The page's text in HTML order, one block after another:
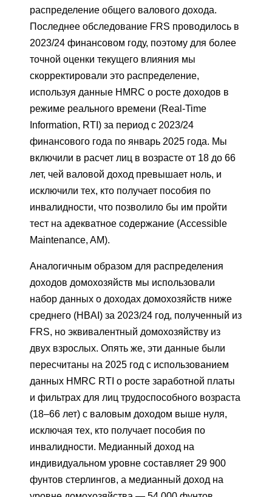
распределение общего валового дохода.
Последнее обследование FRS проводилось в
2023/24 финансовом году, поэтому для более
точной оценки текущего влияния мы
скорректировали это распределение,
используя данные HMRC о росте доходов в
режиме реального времени (Real-Time
Information, RTI) за период с 2023/24
финансового года по январь 2025 года. Мы
включили в расчет лиц в возрасте от 18 до 66
лет, чей валовой доход превышает ноль, и
исключили тех, кто получает пособия по
инвалидности, что позволило бы им пройти
тест на адекватное содержание (Accessible
Maintenance, AM).
Аналогичным образом для распределения
доходов домохозяйств мы использовали
набор данных о доходах домохозяйств ниже
среднего (HBAI) за 2023/24 год, полученный из
FRS, но эквивалентный домохозяйству из
двух взрослых. Опять же, эти данные были
пересчитаны на 2025 год с использованием
данных HMRC RTI о росте заработной платы
и фильтрах для лиц трудоспособного возраста
(18–66 лет) с валовым доходом выше нуля,
исключая тех, кто получает пособия по
инвалидности. Медианный доход на
индивидуальном уровне составляет 29 900
фунтов стерлингов, а медианный доход на